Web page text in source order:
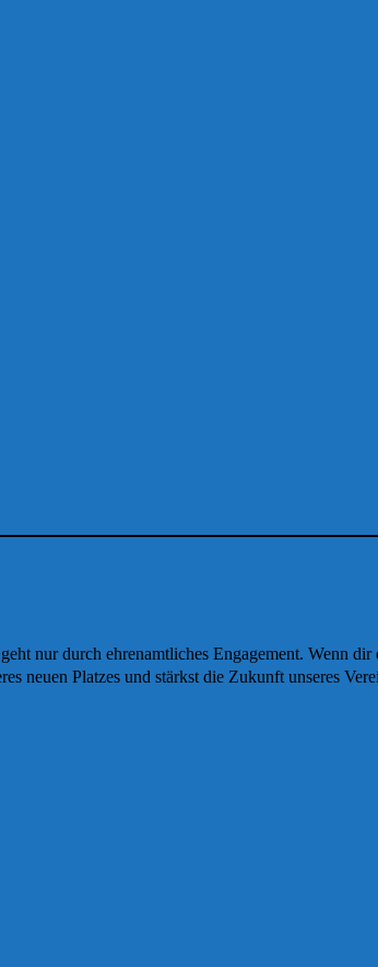
nur durch ehrenamtliches Engagement. Wenn
neuen Platzes und stärkst die Zukunft unseres